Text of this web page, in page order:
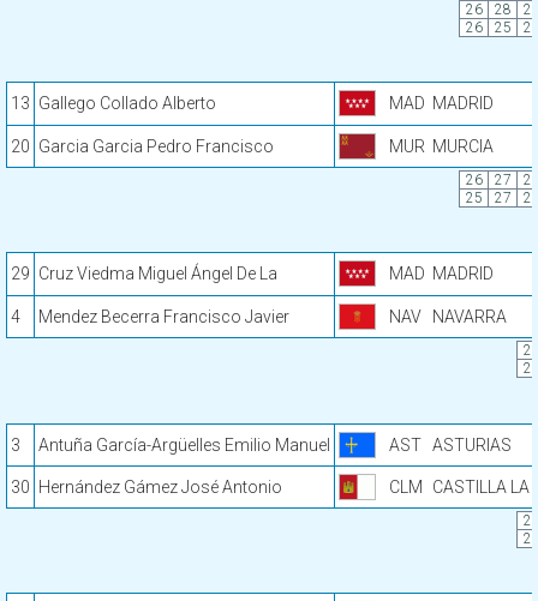
26 28
26
25
13 Gallego Collado Alberto MAD MADRID
20 Garcia Garcia Pedro Francisco MUR MURCIA
26 27
25
27
29 Cruz Viedma Miguel Ángel De La MAD MADRID
4 Mendez Becerra Francisco Javier NAV NAVARRA
3 Antuña García-Argüelles Emilio Manuel AST ASTURIAS
30 Hernández Gámez José Antonio CLM CASTILLA LA